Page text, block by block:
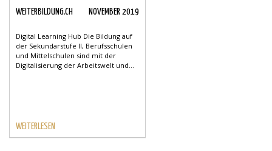
WEITERBILDUNG.CH NOVEMBER 2019
Digital Learning Hub Die Bildung auf
der Sekundarstufe II, Berufsschulen
und Mittelschulen sind mit der
Digitalisierung der Arbeitswelt und...
WEITERLESEN